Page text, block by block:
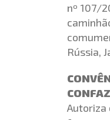
nº 107/
Rússia,
Autoriza